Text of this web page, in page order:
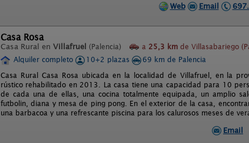
Web
Email
Casa Rosa
Casa Rural en Villafruel (Palencia) a 25,3 km de Villasabariego
Alquiler completo
10+2 plazas
69 km de Palencia
Casa Rural Casa Rosa ubicada en la localidad de Villafruel, en la
rústico rehabilitado en 2013. La casa tiene una capacidad para 10
de cada una de ellas, una cocina totalmente equipada, un amplio
futbolin, diana y mesa de ping pong. En el exterior de la casa,
una barbacoa y una refrescante piscina para los calurosos meses de
Email